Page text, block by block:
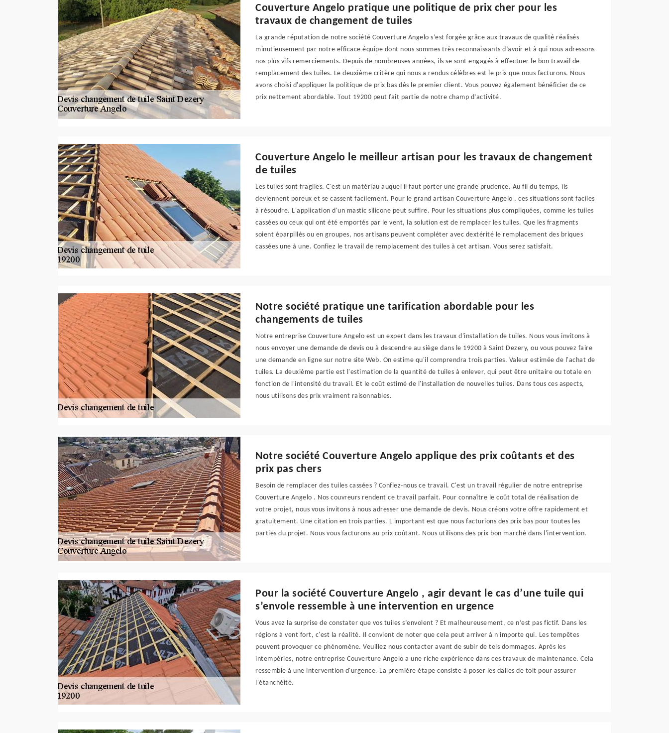
Couverture Angelo pratique une politique de prix cher pour les
travaux de changement de tuiles
La grande réputation de notre société Couverture Angelo s’est forgée grâce aux travaux de qualité réalisés
minutieusement par notre efficace équipe dont nous sommes très reconnaissants d’avoir et à qui nous adressons
nos plus vifs remerciements. Depuis de nombreuses années, ils se sont engagés à effectuer le bon travail de
remplacement des tuiles. Le deuxième critère qui nous a rendus célèbres est le prix que nous facturons. Nous
avons choisi d'appliquer la politique de prix bas dès le premier client. Vous pouvez également bénéficier de ce
prix nettement abordable. Tout 19200 peut fait partie de notre champ d’activité.
Couverture Angelo le meilleur artisan pour les travaux de changement
de tuiles
Les tuiles sont fragiles. C'est un matériau auquel il faut porter une grande prudence. Au fil du temps, ils
deviennent poreux et se cassent facilement. Pour le grand artisan Couverture Angelo , ces situations sont faciles
à résoudre. L'application d'un mastic silicone peut suffire. Pour les situations plus compliquées, comme les tuiles
cassées ou ceux qui ont été emportés par le vent, la solution est de remplacer les tuiles. Que les fragments
soient éparpillés ou en groupes, nos artisans peuvent compléter avec dextérité le remplacement des briques
cassées une à une. Confiez le travail de remplacement des tuiles à cet artisan. Vous serez satisfait.
Notre société pratique une tarification abordable pour les
changements de tuiles
Notre entreprise Couverture Angelo est un expert dans les travaux d'installation de tuiles. Nous vous invitons à
nous envoyer une demande de devis ou à descendre au siège dans le 19200 à Saint Dezery, ou vous pouvez faire
une demande en ligne sur notre site Web. On estime qu'il comprendra trois parties. Valeur estimée de l'achat de
tuiles. La deuxième partie est l'estimation de la quantité de tuiles à enlever, qui peut être unitaire ou totale en
fonction de l'intensité du travail. Et le coût estimé de l'installation de nouvelles tuiles. Dans tous ces aspects,
nous utilisons des prix vraiment raisonnables.
Notre société Couverture Angelo applique des prix coûtants et des
prix pas chers
Besoin de remplacer des tuiles cassées ? Confiez-nous ce travail. C'est un travail régulier de notre entreprise
Couverture Angelo . Nos couvreurs rendent ce travail parfait. Pour connaître le coût total de réalisation de
votre projet, nous vous invitons à nous adresser une demande de devis. Nous créons votre offre rapidement et
gratuitement. Une citation en trois parties. L'important est que nous facturions des prix bas pour toutes les
parties du projet. Nous vous facturons au prix coûtant. Nous utilisons des prix bon marché dans l'intervention.
Pour la société Couverture Angelo , agir devant le cas d’une tuile qui
s’envole ressemble à une intervention en urgence
Vous avez la surprise de constater que vos tuiles s’envolent ? Et malheureusement, ce n’est pas fictif. Dans les
régions à vent fort, c'est la réalité. Il convient de noter que cela peut arriver à n'importe qui. Les tempêtes
peuvent provoquer ce phénomène. Veuillez nous contacter avant de subir de tels dommages. Après les
intempéries, notre entreprise Couverture Angelo a une riche expérience dans ces travaux de maintenance. Cela
ressemble à une intervention d'urgence. La première étape consiste à poser les dalles de toit pour assurer
l'étanchéité.